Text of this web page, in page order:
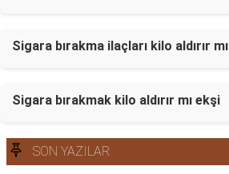
Sigara bırakma ilaçları kilo aldırır mı
Sigara bırakmak kilo aldırır mı ekşi
SON YAZILAR